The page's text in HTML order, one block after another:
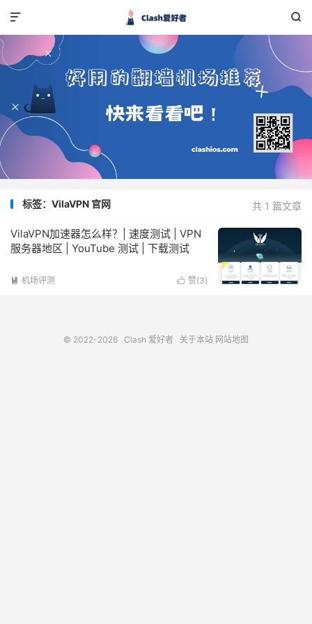


共 1 篇文章
标签：VilaVPN 官网
VilaVPN加速器怎么样？| 速度测试 | VPN
服务器地区 | YouTube 测试 | 下载测试
 赞(3)
 机场评测
© 2022-2026 Clash 爱好者 关于本站 网站地图